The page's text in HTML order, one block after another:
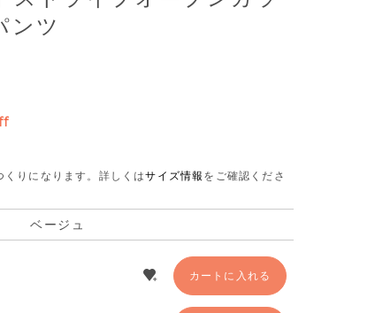
ンツ
りになります。 詳しくはサイズ情報 をご確認くださ
ベージュ
カートに入れる